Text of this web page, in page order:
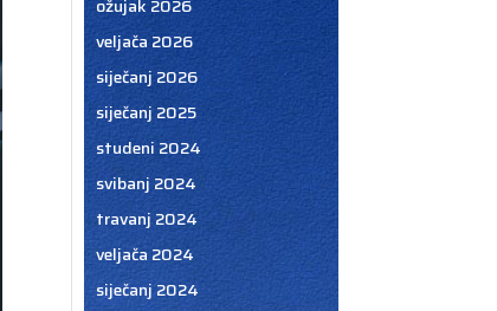
ožujak 2026
veljača 2026
siječanj 2026
siječanj 2025
studeni 2024
svibanj 2024
travanj 2024
veljača 2024
siječanj 2024